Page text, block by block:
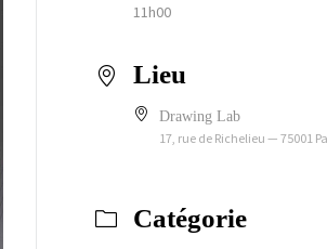
11h00
Lieu
Drawing Lab
17, rue de Richelieu — 75001
Catégorie